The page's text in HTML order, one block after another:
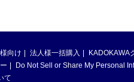
向け 法人様一括購入
KADOKAWA
Do Not Sell or Share My Personal
て